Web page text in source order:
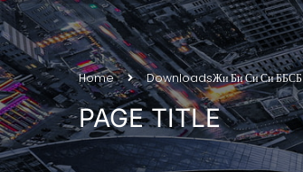
Home DownloadsЖи Би Си Си ББСБ
PAGE TITLE